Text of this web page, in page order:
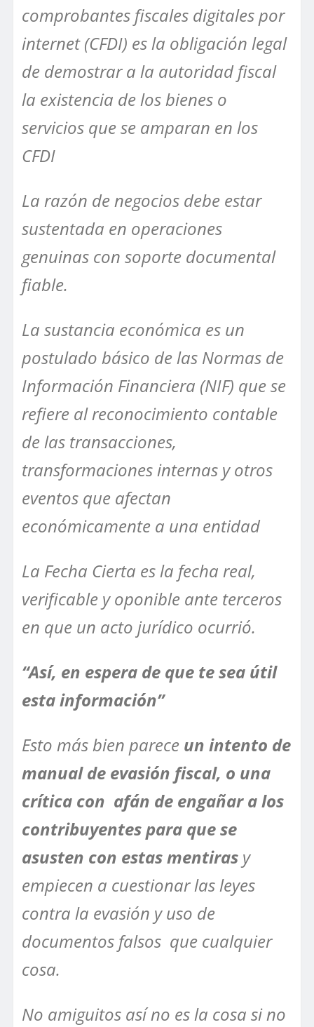
comprobantes fiscales digitales por
internet (CFDI) es la obligación legal
de demostrar a la autoridad fiscal
la existencia de los bienes o
servicios que se amparan en los
CFDI
La razón de negocios debe estar
sustentada en operaciones
genuinas con soporte documental
fiable.
La sustancia económica es un
postulado básico de las Normas de
Información Financiera (NIF) que se
refiere al reconocimiento contable
de las transacciones,
transformaciones internas y otros
eventos que afectan
económicamente a una entidad
La Fecha Cierta es la fecha real,
verificable y oponible ante terceros
en que un acto jurídico ocurrió.
“Así, en espera de que te sea útil
esta información”
Esto más bien parece un intento de
manual de evasión fiscal, o una
crítica con afán de engañar a los
contribuyentes para que se
asusten con estas mentiras y
empiecen a cuestionar las leyes
contra la evasión y uso de
documentos falsos que cualquier
cosa.
No amiguitos así no es la cosa si no